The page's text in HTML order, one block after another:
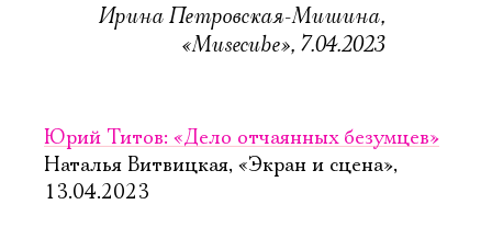
Ирина Петровская-Мишина,
«Musecube», 7.04.2023
Юрий Титов: «Дело отчаянных безумцев»
Наталья Витвицкая, «Экран и сцена»,
13.04.2023